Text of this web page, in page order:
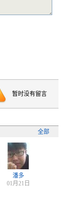
暂时没有留言
全部
潘多
01月21日